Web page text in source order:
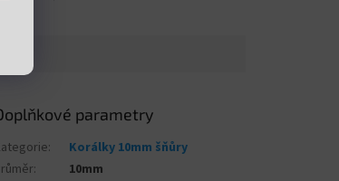
parametry
:
Korálky 10mm šňůry
: 10mm